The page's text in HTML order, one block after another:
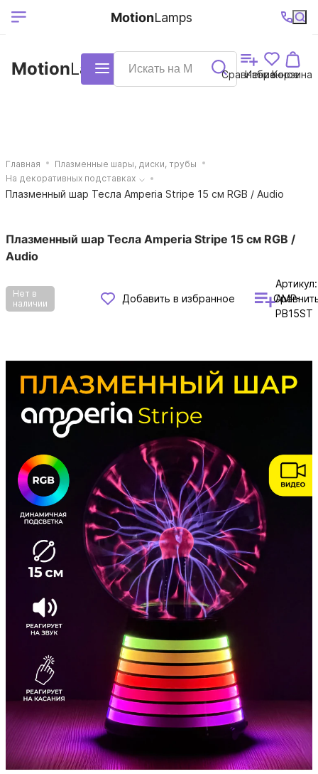
Ваш регион
Выберите ваш
+7 (495)740-
38-68
График
работы
MotionLamps Каталог Сравнение
Избранное
Корзина
MotionLamps
Главная
Плазменные шары, диски, трубы
На декоративных подставках
Плазменный шар Тесла Amperia Stripe 15 см RGB / Audio
Плазменный шар Тесла Amperia Stripe 15 см RGB /
Audio
Нет в
наличии
Добавить в избранное
Артикул:
AMP-
PB15ST